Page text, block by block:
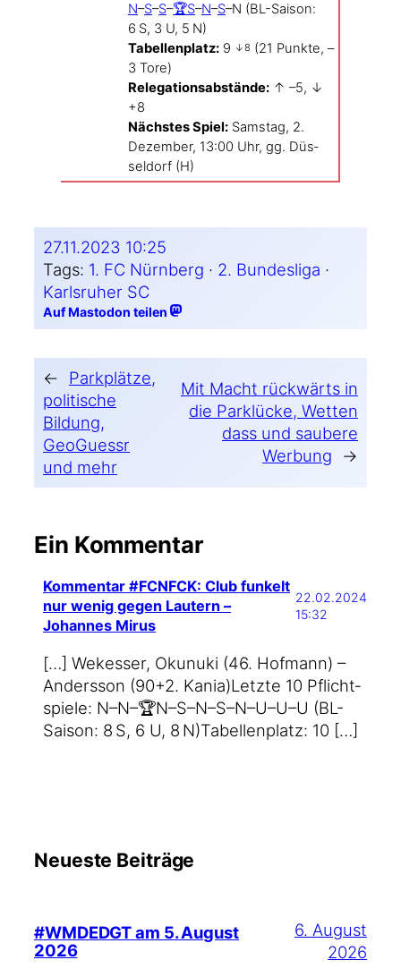
N–S–S–🏆S–N–S–N (BL-Saison:
6 S, 3 U, 5 N)
Tabel­len­platz: 9 ↓8 (21 Punk­te, –
3 Tore)
Rele­ga­ti­ons­ab­stän­de: ↑ –5, ↓
+8
Nächs­tes Spiel: Sams­tag, 2.
Dezem­ber, 13:00 Uhr, gg. Düs­
sel­dorf (H)
27.11.2023 10:25
Tags: 1. FC Nürnberg · 2. Bundesliga
Karlsruher SC
Auf Mastodon teilen
←
Parkplätze,
politische
Bildung,
GeoGuessr
und mehr
Mit Macht rückwärts in
die Parklücke, Wetten
dass und saubere
Werbung
→
Ein Kommentar
Kommentar #FCNFCK: Club funkelt
nur wenig gegen Lautern –
Johannes Mirus
22.02.2024
15:32
[…] Wekes­ser, Okunu­ki (46. Hof­mann) –
Anders­son (90+2. Kania)Letz­te 10 Pflicht­
spie­le: N–N–🏆N–S–N–S–N–U–U–U (BL-
Saison: 8 S, 6 U, 8 N)Tabel­len­platz: 10 […]
Neueste Beiträge
#WMDEDGT am 5. August
2026
6. August
2026